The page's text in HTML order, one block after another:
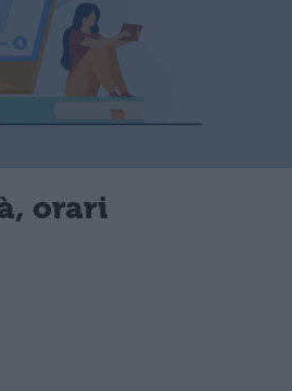
orari